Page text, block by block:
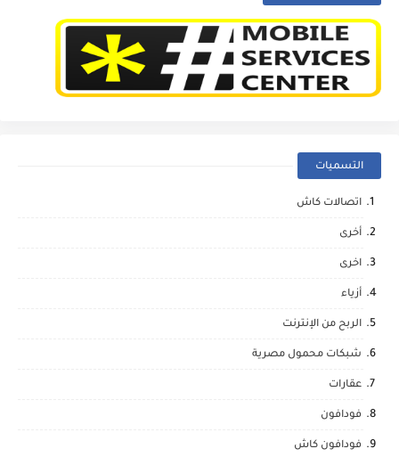
التسميات
اتصالات كاش
أخرى
اخرى
أزياء
الربح من الإنترنت
شبكات محمول مصرية
عقارات
فودافون
فودافون كاش